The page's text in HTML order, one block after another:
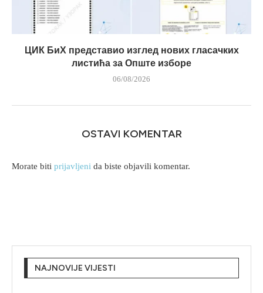
ЦИК БиХ представио изглед нових гласачких
листића за Опште изборе
06/08/2026
OSTAVI KOMENTAR
Morate biti prijavljeni da biste objavili komentar.
NAJNOVIJE VIJESTI